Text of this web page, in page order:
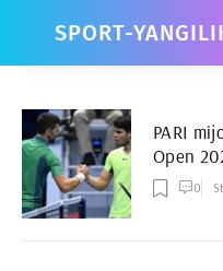
SPORT-
PARI
Open
0